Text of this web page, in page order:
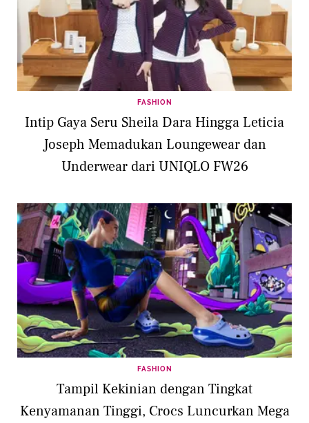
FASHION
Intip Gaya Seru Sheila Dara Hingga Leticia
Joseph Memadukan Loungewear dan
Underwear dari UNIQLO FW26
FASHION
Tampil Kekinian dengan Tingkat
Kenyamanan Tinggi, Crocs Luncurkan Mega